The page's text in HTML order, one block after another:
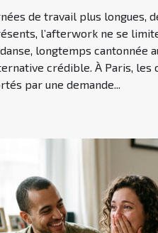
de travail plus longues,
l’afterwork ne se
longtemps cantonnée
crédible. À Paris, les
par une demande...